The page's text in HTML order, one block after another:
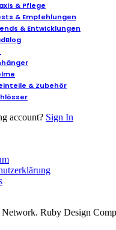
& Pflege
& Empfehlungen
& Entwicklungen
& Zubehör
account? Sign In
Ruby Design